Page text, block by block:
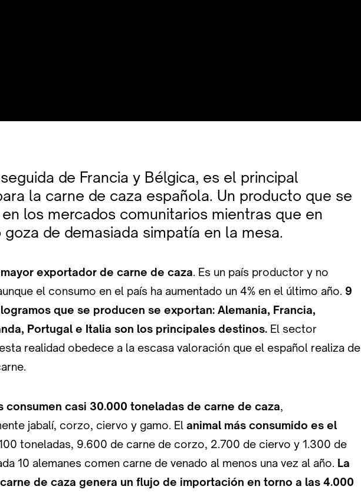
de Francia y Bélgica, es el principal
la carne de caza española. Un producto que se
los mercados comunitarios mientras que en
goza de demasiada simpatía en la mesa.
exportador de carne de caza. Es un país productor y no
el consumo en el país ha aumentado un 4% en el último año. 9
que se producen se exportan: Alemania, Francia,
Portugal e Italia son los principales destinos. El sector
realidad obedece a la escasa valoración que el español realiza de
consumen casi 30.000 toneladas de carne de caza,
jabalí, corzo, ciervo y gamo. El animal más consumido es el
toneladas, 9.600 de carne de corzo, 2.700 de ciervo y 1.300 de
10 alemanes comen carne de venado al menos una vez al año. La
de caza genera un flujo de importación en torno a las 4.000